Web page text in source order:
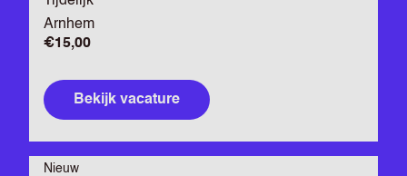
Arnhem
€15,00
Bekijk vacature
Nieuw